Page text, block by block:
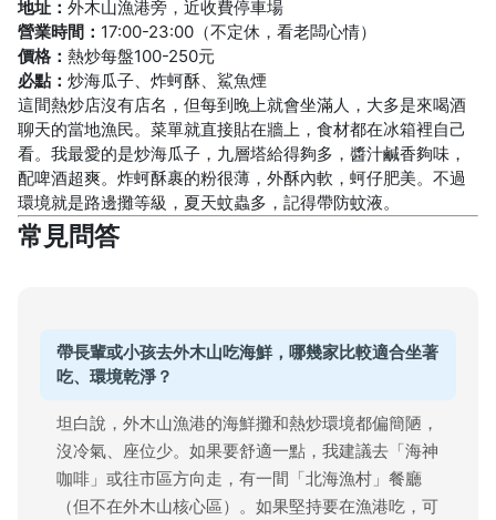
地址： 外木山漁港旁，近收費停車場
營業時間： 17:00-23:00（不定休，看老闆心情）
價格： 熱炒每盤100-250元
必點： 炒海瓜子、炸蚵酥、鯊魚煙
這間熱炒店沒有店名，但每到晚上就會坐滿人，大多是來喝酒
聊天的當地漁民。菜單就直接貼在牆上，食材都在冰箱裡自己
看。我最愛的是炒海瓜子，九層塔給得夠多，醬汁鹹香夠味，
配啤酒超爽。炸蚵酥裹的粉很薄，外酥內軟，蚵仔肥美。不過
環境就是路邊攤等級，夏天蚊蟲多，記得帶防蚊液。
常見問答
帶長輩或小孩去外木山吃海鮮，哪幾家比較適合坐著
吃、環境乾淨？
坦白說，外木山漁港的海鮮攤和熱炒環境都偏簡陋，
沒冷氣、座位少。如果要舒適一點，我建議去「海神
咖啡」或往市區方向走，有一間「北海漁村」餐廳
（但不在外木山核心區）。如果堅持要在漁港吃，可